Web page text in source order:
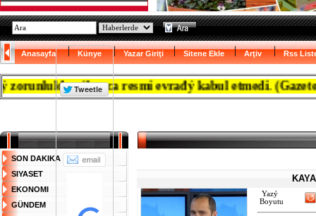
Anasayfa Künye Yazar Giriţi Sitene Ekle Arţiv Rss
çýkanca resmi evrađý kabul etmedi.
Yazý
Boyutu
SON DAKIKA
SIYASET
EKONOMI
GÜNDEM